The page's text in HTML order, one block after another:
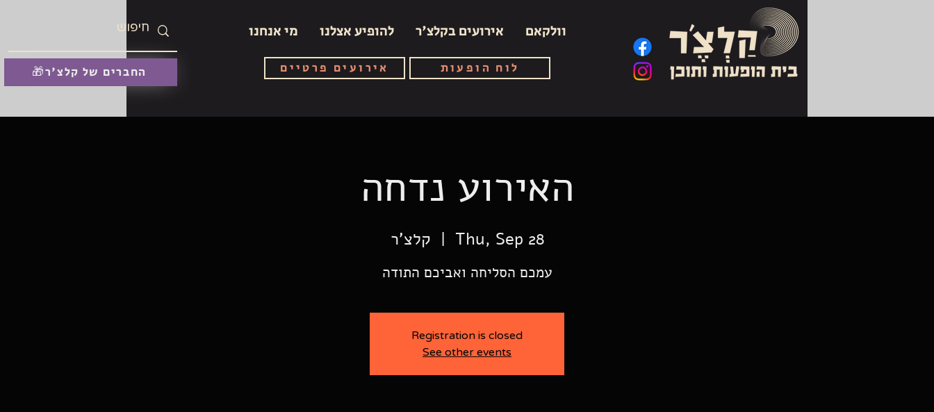
🎁החברים של קלצ'ר
וולקאם אירועים בקלצ'ר להופיע אצלנו מי אנחנו
אירועים פרטיים לוח הופעות
האירוע נדחה
Thu, Sep 28
  |
קלצ'ר
עמכם הסליחה ואביכם התודה
Registration is closed
See other events